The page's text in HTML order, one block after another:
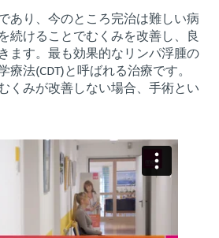
あり、今のところ完治は難しい病
続けることでむくみを改善し、良
ます。最も効果的なリンパ浮腫の
法(CDT)と呼ばれる治療です。
くみが改善しない場合、手術とい